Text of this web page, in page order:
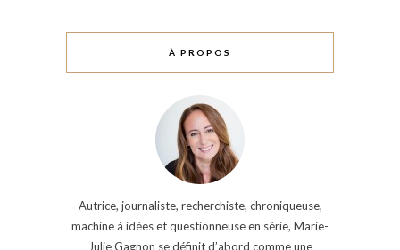
À PROPOS
Autrice, journaliste, recherchiste, chroniqueuse,
machine à idées et questionneuse en série, Marie-
Julie Gagnon se définit d’abord comme une